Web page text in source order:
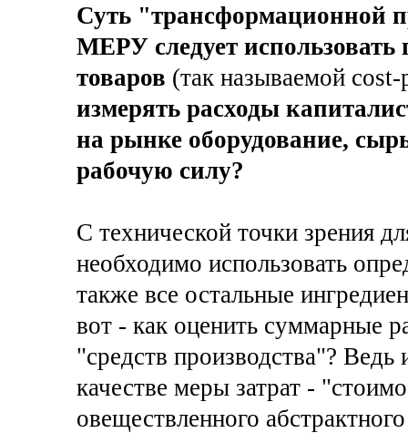
Суть "трансформационной
МЕРУ следует использовать
товаров (так называемой
измерять расходы
на рынке оборудование,
рабочую силу?
С технической точки зрения
необходимо использовать
также все остальные
вот - как оценить суммарные
"средств производства"?
качестве меры затрат -
овеществленного